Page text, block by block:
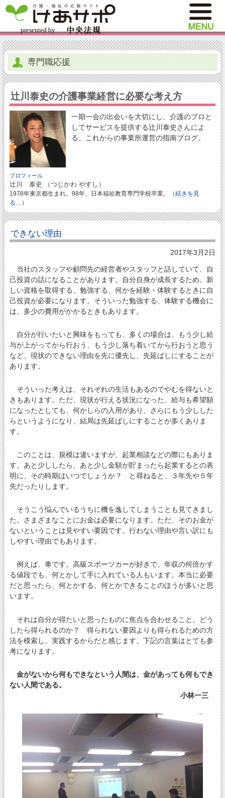
専門職応援
辻川泰史の介護事業経営に必要な考え方
一期一会の出会いを大切にし、介護のプロと
してサービスを提供する辻川泰史さんによ
る、これからの事業所運営の指南ブログ。
プロフィール
辻川 泰史 （つじかわ やすし）
1978年東京都生まれ。98年、日本福祉教育専門学校卒業。
（続きを見
る…）
できない理由
2017年3月2日
当社のスタッフや顧問先の経営者やスタッフと話していて、自
己投資の話になることがあります。自分自身が成長するため、新
しい資格を取得する、勉強する、何かを経験・体験するときに自
己投資が必要になります。そういった勉強する、体験する機会に
は、多少の費用がかかるときもあります。
自分が行いたいと興味をもっても、多くの場合は、もう少し給
与が上がってから行おう、もう少し落ち着いてから行おうと思う
など、現状のできない理由を先に優先し、先延ばしにすることが
あります。
そういった考えは、それぞれの生活もあるのでやむを得ないと
きもあります。ただ、現状が行える状況になった、給与も希望額
になったとしても、何かしらの入用があり、さらにもう少しした
らというようになり、結局は先延ばしにすることが多くありま
す。
このことは、規模は違いますが、起業相談などの際にもありま
す。あと少ししたら、あと少し金額が貯まったら起業するとの表
明に、その時期はいつでしょうか？ と尋ねると、３年先や５年
先だったりします。
そうこう悩んでいるうちに機を逸してしまうことも見てきまし
た。さまざまなことにお金は必要になります。ただ、そのお金が
ないということは見やすい要因です。行わない理由や言い訳にも
しやすい理由でもあります。
例えば、車です。高級スポーツカーが好きで、年収の何倍かす
る値段でも、何とかして手に入れている人もいます。本当に必要
だと思ったら、何とかする、何とかできることのほうが多いと思
います。
それは自分が得たいと思ったものに焦点を合わせること。どう
したら得られるのか？ 得られない要因よりも得られるための方
法を模索し、実践するからだと感じます。下記の言葉はとても参
考になります。
金がないから何もできなという人間は、金があっても何もでき
ない人間である。
小林一三